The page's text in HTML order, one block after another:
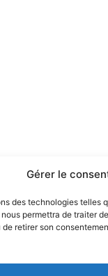
Gérer le
des technologies
permettra de traiter
retirer son